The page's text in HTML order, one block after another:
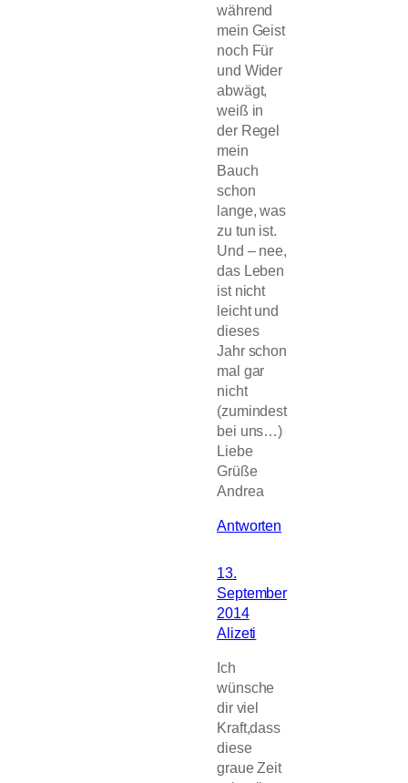
während
mein Geist
noch Für
und Wider
abwägt,
weiß in
der Regel
mein
Bauch
schon
lange, was
zu tun ist.
Und – nee,
das Leben
ist nicht
leicht und
dieses
Jahr schon
mal gar
nicht
(zumindest
bei uns…)
Liebe
Grüße
Andrea
Antworten
13.
September
2014
Alizeti
Ich
wünsche
dir viel
Kraft,dass
diese
graue Zeit